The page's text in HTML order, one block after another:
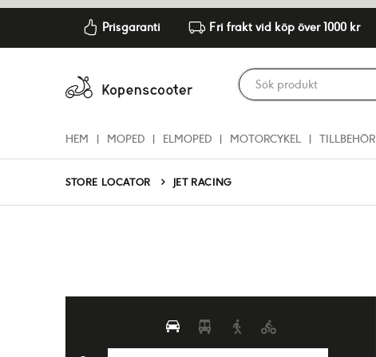
Prisgaranti Fri frakt vid köp över 1000 kr
HEM MOPED ELMOPED MOTORCYKEL TILLBEHÖR
STORE LOCATOR JET RACING